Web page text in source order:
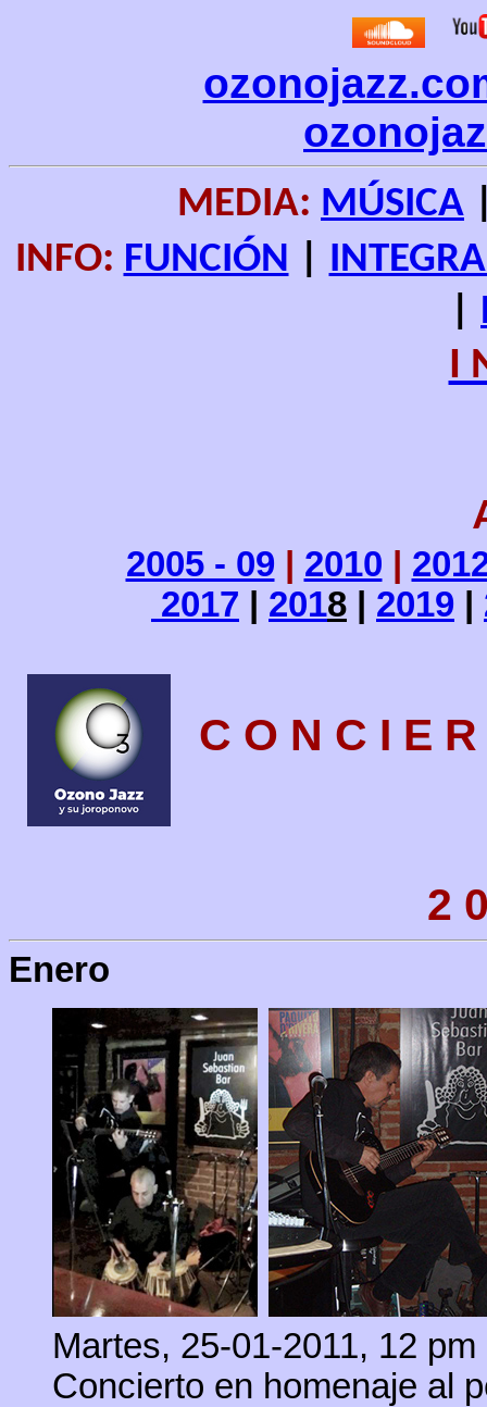
MEDIA: MÚSICA
INFO: FUNCIÓN
I
2005 - 09 2010
2017
2018 2019
C O N C I E
2
Enero
Martes, 25-01-2011, 12
Concierto en homenaje al